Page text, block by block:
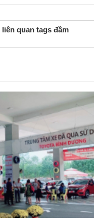
quan tags đầm